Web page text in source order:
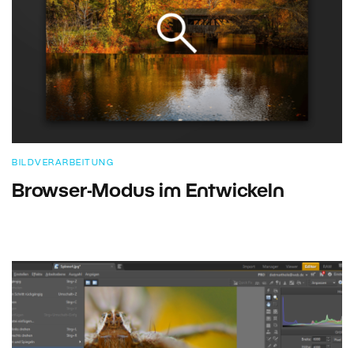
BILDVERARBEITUNG
Browser-Modus im Entwickeln